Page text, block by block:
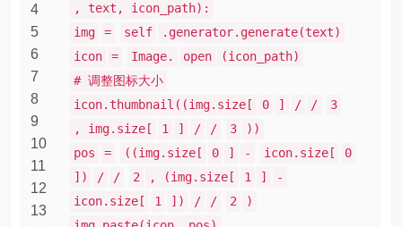
4
5
6
7
8
9
10
11
12
13
, text, icon_path):
img
= self
.generator.generate(text)
icon
= Image. open
(icon_path)
# 调整图标大小
icon.thumbnail((img.size[
0 ] / /
3
, img.size[
1 ] / / 3
))
pos
= ((img.size[ 0 ] - icon.size[
0
])
/ / 2 , (img.size[ 1 ]
-
icon.size[
1 ]) / / 2
)